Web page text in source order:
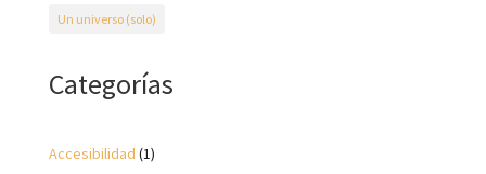
Un universo (solo)
Categorías
Accesibilidad (1)